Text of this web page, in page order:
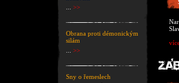
>>
Obrana proti démonickým
silám
>>
Sny o řemeslech